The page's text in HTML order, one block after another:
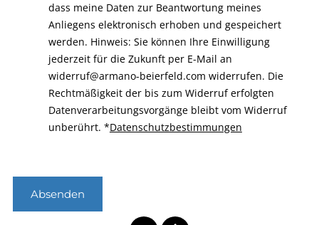
dass meine Daten zur Beantwortung meines
Anliegens elektronisch erhoben und gespeichert
werden. Hinweis: Sie können Ihre Einwilligung
jederzeit für die Zukunft per E-Mail an
widerruf@armano-beierfeld.com widerrufen. Die
Rechtmäßigkeit der bis zum Widerruf erfolgten
Datenverarbeitungsvorgänge bleibt vom Widerruf
unberührt. *Datenschutzbestimmungen
Absenden